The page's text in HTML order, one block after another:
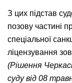
З цих підстав
позову частині
спеціальної
ліцензування
(Рішення
суду від 08